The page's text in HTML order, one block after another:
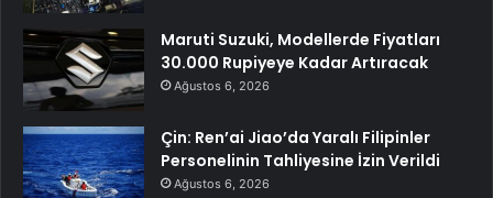
Maruti Suzuki, Modellerde Fiyatları
30.000 Rupiyeye Kadar Artıracak
Ağustos 6, 2026
Çin: Ren’ai Jiao’da Yaralı Filipinler
Personelinin Tahliyesine İzin Verildi
Ağustos 6, 2026